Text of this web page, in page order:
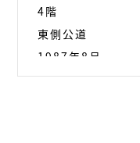
4階
東側公道
1987年8月